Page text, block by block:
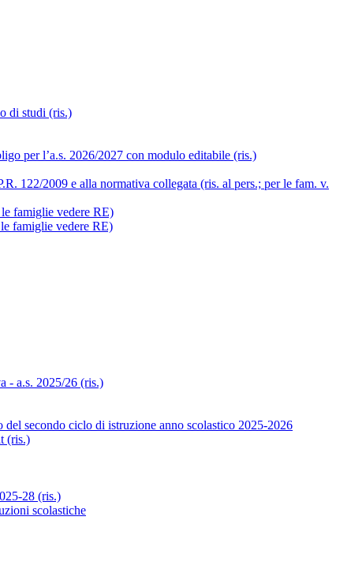
di studi (ris.)
per l’a.s. 2026/2027 con modulo editabile (ris.)
122/2009 e alla normativa collegata (ris. al pers.; per le fam. v.
famiglie vedere RE)
famiglie vedere RE)
- a.s. 2025/26 (ris.)
secondo ciclo di istruzione anno scolastico 2025-2026
(ris.)
28 (ris.)
scolastiche